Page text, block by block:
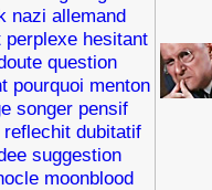
nazi allemand
perplexe hesitant
question
pourquoi menton
songer pensif
reflechit dubitatif
suggestion
moonblood